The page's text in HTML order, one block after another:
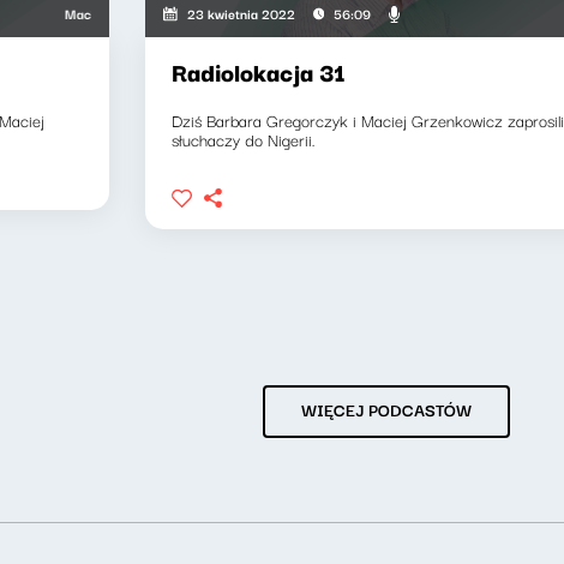
Maciej Grzenkowicz, Barbara Gregorczyk
23 kwietnia 2022 56:09
Radiolokacja 31
Dziś Barbara Gregorczyk i Maciej Grzenkowicz zaprosili
słuchaczy do Nigerii.
WIĘCEJ PODCASTÓW